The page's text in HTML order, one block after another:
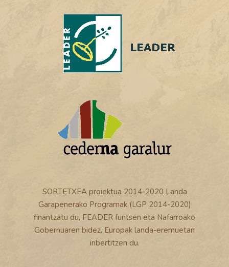
SORTETXEA proiektua 2014-2020 Landa
Garapenerako Programak (LGP 2014-2020)
finantzatu du, FEADER funtsen eta Nafarroako
Gobernuaren bidez. Europak landa-eremuetan
inbertitzen du.